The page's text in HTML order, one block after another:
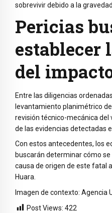
sobrevivir debido a la
Pericias
establecer
del
Entre las diligencias
levantamiento planimétrico
revisión técnico-mecánica del
de las evidencias detectadas
Con estos antecedentes, los
buscarán determinar cómo
causa de origen de este fatal
Huara.
Imagen de contexto: Agencia
Post Views: 422